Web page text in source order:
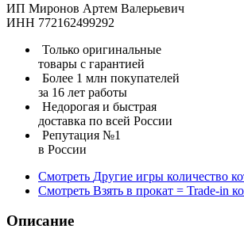
ИП Миронов Артем Валерьевич
ИНН 772162499292
Только оригинальные
товары с гарантией
Более 1 млн покупателей
за 16 лет работы
Недорогая и быстрая
доставка по всей России
Репутация №1
в России
Смотреть Другие игры количество
Смотреть Взять в прокат = Trade-in
Описание